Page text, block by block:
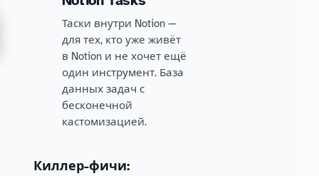
Таски внутри Notion —
для тех, кто уже живёт
в Notion и не хочет ещё
один инструмент. База
данных задач с
бесконечной
кастомизацией.
Киллер-фичи: